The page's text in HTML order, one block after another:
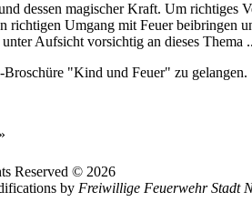
dessen magischer Kraft. Um richtiges
richtigen Umgang mit Feuer beibringen
Aufsicht vorsichtig an dieses Thema
"Kind und Feuer" zu gelangen.
»
Reserved © 2026
by Freiwillige Feuerwehr Stadt